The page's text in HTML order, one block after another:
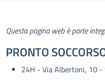
Descrizione
Questa pagina web è parte
PRONTO
24H - Via Albertoni, 10 -